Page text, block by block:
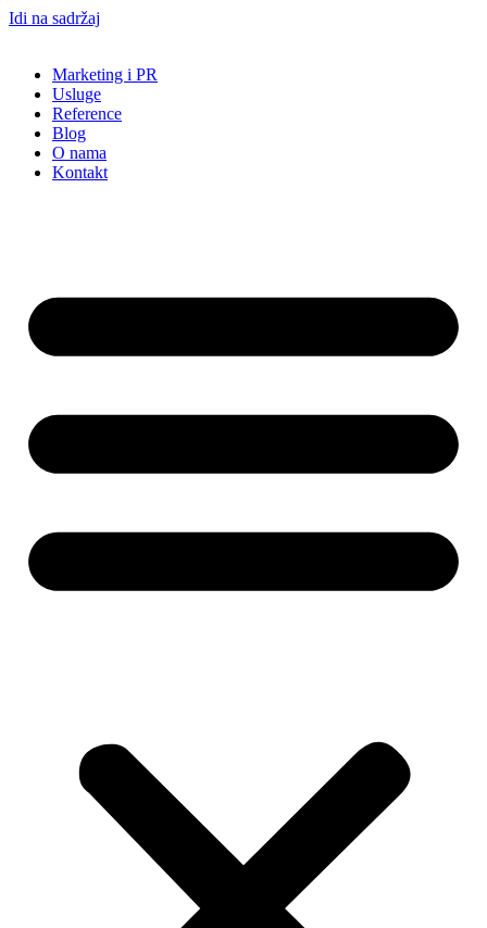
Idi na sadržaj
Marketing i PR
Usluge
Reference
Blog
O nama
Kontakt